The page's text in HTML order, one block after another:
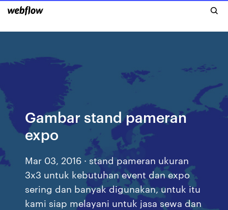
Gambar stand pameran
expo
Mar 03, 2016 · stand pameran ukuran
3x3 untuk kebutuhan event dan expo
sering dan banyak digunakan, untuk itu
kami siap melayani untuk jasa sewa dan